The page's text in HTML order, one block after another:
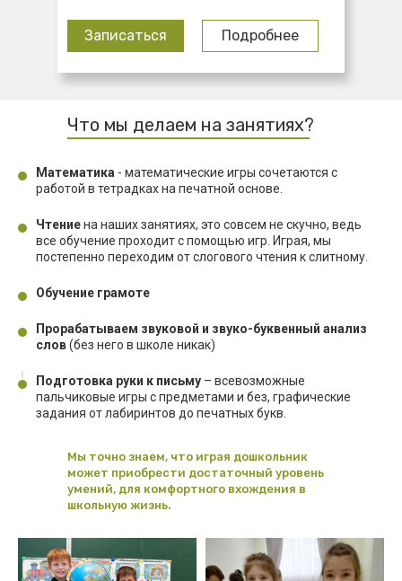
Записаться Подробнее
Что мы делаем на занятиях?
Математика - математические игры сочетаются с
работой в тетрадках на печатной основе.
Чтениена наших занятиях, это совсем не скучно, ведь
все обучение проходит с помощью игр. Играя, мы
постепенно переходим от слогового чтения к слитному.
Обучение грамоте
Прорабатываем звуковой и звуко-буквенный анализ
слов(без него в школе никак)
Подготовка руки к письму – всевозможные
пальчиковые игры с предметами и без, графические
задания от лабиринтов до печатных букв.
Мы точно знаем, что играя дошкольник
может приобрести достаточный уровень
умений, для комфортного вхождения в
школьную жизнь.